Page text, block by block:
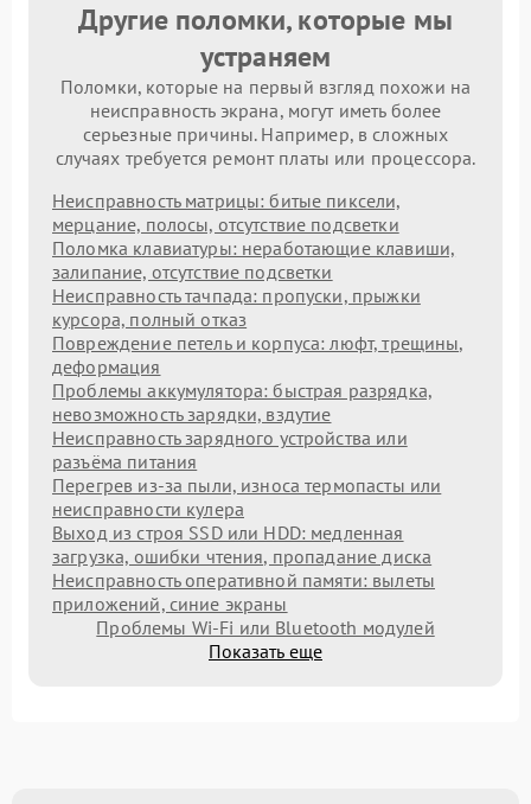
Другие поломки, которые мы
устраняем
Поломки, которые на первый взгляд похожи на
неисправность экрана, могут иметь более
серьезные причины. Например, в сложных
случаях требуется ремонт платы или процессора.
Неисправность матрицы: битые пиксели,
мерцание, полосы, отсутствие подсветки
Поломка клавиатуры: неработающие клавиши,
залипание, отсутствие подсветки
Неисправность тачпада: пропуски, прыжки
курсора, полный отказ
Повреждение петель и корпуса: люфт, трещины,
деформация
Проблемы аккумулятора: быстрая разрядка,
невозможность зарядки, вздутие
Неисправность зарядного устройства или
разъёма питания
Перегрев из‑за пыли, износа термопасты или
неисправности кулера
Выход из строя SSD или HDD: медленная
загрузка, ошибки чтения, пропадание диска
Неисправность оперативной памяти: вылеты
приложений, синие экраны
Проблемы Wi‑Fi или Bluetooth модулей
Показать еще